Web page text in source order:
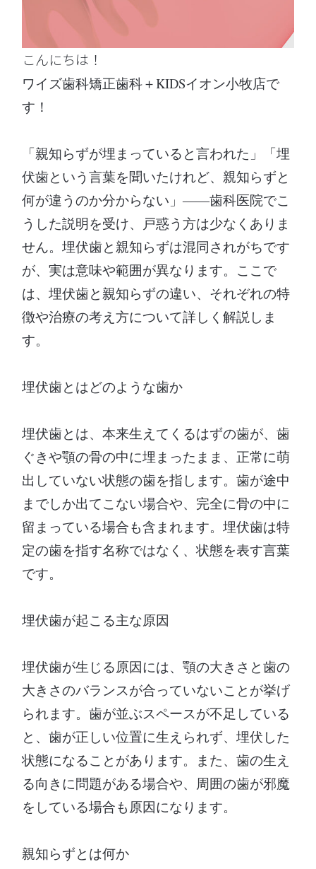
こんにちは！
ワイズ歯科矯正歯科＋KIDSイオン小牧店で
す！
「親知らずが埋まっていると言われた」「埋
伏歯という言葉を聞いたけれど、親知らずと
何が違うのか分からない」――歯科医院でこ
うした説明を受け、戸惑う方は少なくありま
せん。埋伏歯と親知らずは混同されがちです
が、実は意味や範囲が異なります。ここで
は、埋伏歯と親知らずの違い、それぞれの特
徴や治療の考え方について詳しく解説しま
す。
埋伏歯とはどのような歯か
埋伏歯とは、本来生えてくるはずの歯が、歯
ぐきや顎の骨の中に埋まったまま、正常に萌
出していない状態の歯を指します。歯が途中
までしか出てこない場合や、完全に骨の中に
留まっている場合も含まれます。埋伏歯は特
定の歯を指す名称ではなく、状態を表す言葉
です。
埋伏歯が起こる主な原因
埋伏歯が生じる原因には、顎の大きさと歯の
大きさのバランスが合っていないことが挙げ
られます。歯が並ぶスペースが不足している
と、歯が正しい位置に生えられず、埋伏した
状態になることがあります。また、歯の生え
る向きに問題がある場合や、周囲の歯が邪魔
をしている場合も原因になります。
親知らずとは何か